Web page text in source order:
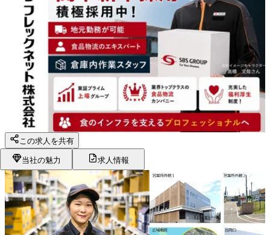
この求人を共有
当社の魅力 求人情報